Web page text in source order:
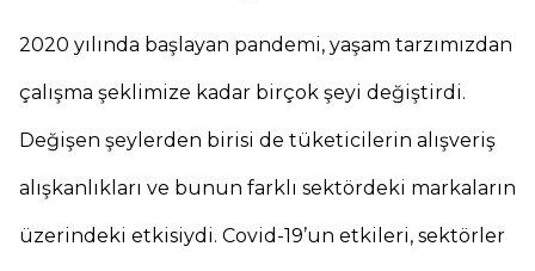
2020 yılında başlayan pandemi, yaşam tarzımızdan
çalışma şeklimize kadar birçok şeyi değiştirdi.
Değişen şeylerden birisi de tüketicilerin alışveriş
alışkanlıkları ve bunun farklı sektördeki markaların
üzerindeki etkisiydi. Covid-19’un etkileri, sektörler